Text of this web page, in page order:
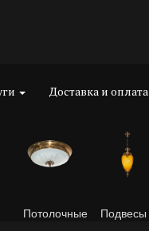
Доставка и оплата
Потолочные Подвесы